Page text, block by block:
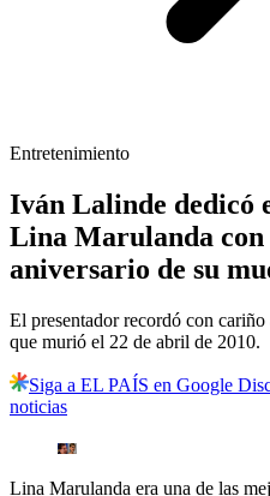
Entretenimiento
Iván Lalinde dedicó
Lina Marulanda con
aniversario de su
El presentador recordó con
que murió el 22 de abril de 2010.
Siga a EL PAÍS en Google
noticias
Lina Marulanda era una de las